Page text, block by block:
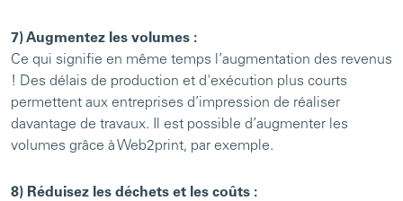
7) Augmentez les volumes :
Ce qui signifie en même temps l’augmentation des revenus
! Des délais de production et d'exécution plus courts
permettent aux entreprises d’impression de réaliser
davantage de travaux. Il est possible d’augmenter les
volumes grâce à Web2print, par exemple.
8) Réduisez les déchets et les coûts :